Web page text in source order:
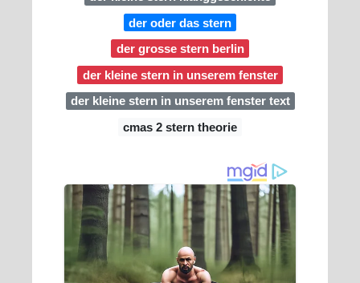
der oder das stern
der grosse stern berlin
der kleine stern in unserem fenster
der kleine stern in unserem fenster text
cmas 2 stern theorie